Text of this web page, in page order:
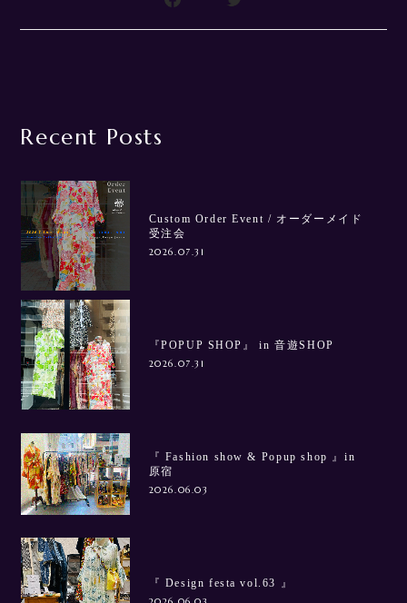
Recent Posts
Custom Order Event / オーダーメイド
受注会
2026.07.31
『POPUP SHOP』 in 音遊SHOP
2026.07.31
『 Fashion show & Popup shop 』in
原宿
2026.06.03
『 Design festa vol.63 』